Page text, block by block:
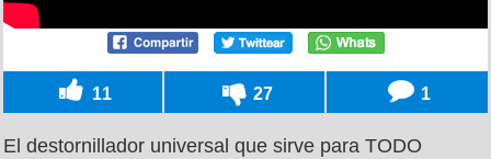
11 27 1
El destornillador universal que sirve para TODO